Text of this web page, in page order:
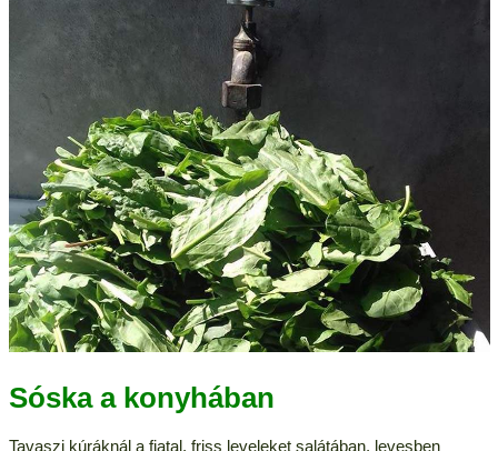
Sóska a konyhában
Tavaszi kúráknál a fiatal, friss leveleket salátában, levesben